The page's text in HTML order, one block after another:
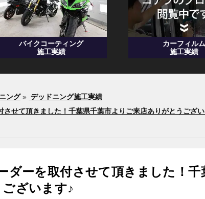
バイクコーティング
施工実績
カーフィルム
施工実績
ング» デッドニング施工実績
せて頂きました！千葉県千葉市よりご来店ありがとうござ
ダーを取付させて頂きました！千
ざいます♪